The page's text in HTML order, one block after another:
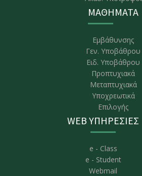
ΜΑΘΗΜΑΤΑ
Εμβάθυνσης
Γεν. Υποβάθρου
Ειδ. Υποβάθρου
Προπτυχιακά
Μεταπτυχιακά
Υποχρεωτικά
Επιλογής
WEB ΥΠΗΡΕΣΙΕΣ
e - Class
e - Student
Webmail